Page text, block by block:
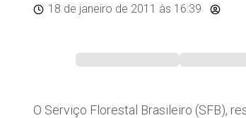
18 de janeiro de 2011 às 16:39
O Serviço Florestal Brasileiro (SFB),